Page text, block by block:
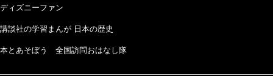
ディズニーファン
講談社の学習まんが 日本の歴史
本とあそぼう 全国訪問おはなし隊